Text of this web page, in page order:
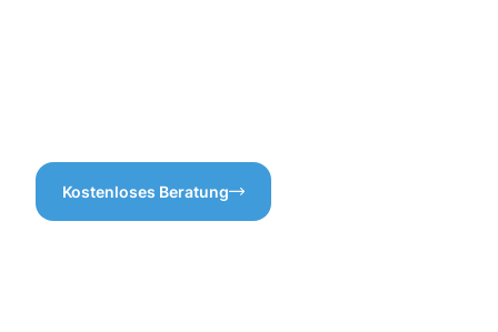
Kostenloses Beratung